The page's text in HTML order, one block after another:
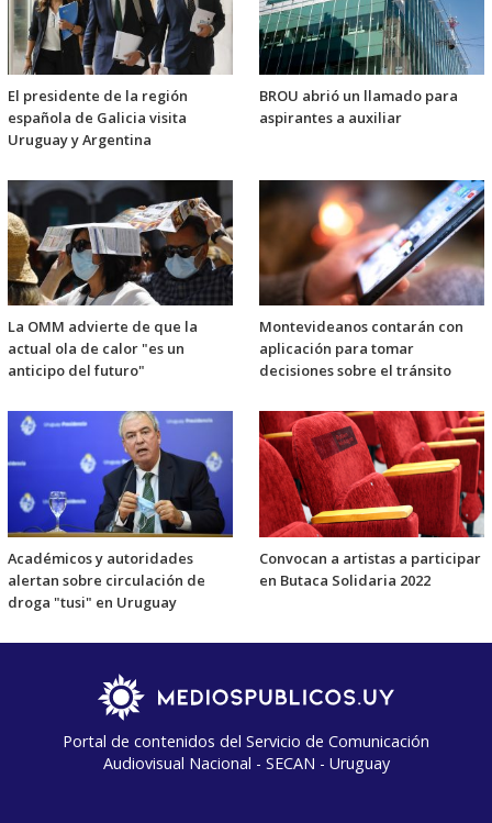
El presidente de la región
española de Galicia visita
Uruguay y Argentina
BROU abrió un llamado para
aspirantes a auxiliar
La OMM advierte de que la
actual ola de calor "es un
anticipo del futuro"
Montevideanos contarán con
aplicación para tomar
decisiones sobre el tránsito
Académicos y autoridades
alertan sobre circulación de
droga "tusi" en Uruguay
Convocan a artistas a participar
en Butaca Solidaria 2022
Portal de contenidos del Servicio de Comunicación
Audiovisual Nacional - SECAN - Uruguay